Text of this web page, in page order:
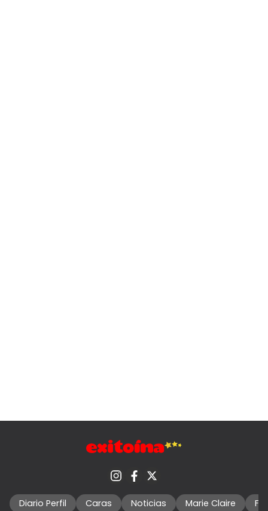
Diario Perfil Caras Noticias Marie Claire